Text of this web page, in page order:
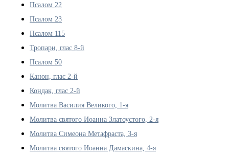
Псалом 22
Псалом 23
Псалом 115
Тропари, глас 8-й
Псалом 50
Канон, глас 2-й
Кондак, глас 2-й
Молитва Василия Великого, 1-я
Молитва святого Иоанна Златоустого, 2-я
Молитва Симеона Метафраста, 3-я
Молитва святого Иоанна Дамаскина, 4-я